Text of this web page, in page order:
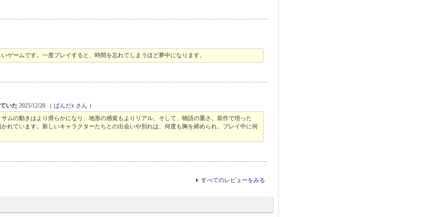
ームです。一度プレイすると、時間を忘れてしまうほど夢中になります。
いた 2025/12/28 （ぱんだx さん ）
ムの動きはより滑らかになり、地形の感覚もよりリアル。そして、物語の重さ。前作で培った
れています。新しいキャラクターたちとの出会いや別れは、何度も胸を締められ、プレイ中に何
すべてのレビューをみる